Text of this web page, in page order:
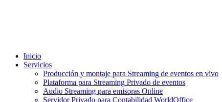
Inicio
Servicios
Producción y montaje para Streaming de eventos en vivo
Plataforma para Streaming Privado de eventos
Audio Streaming para emisoras Online
Servidor Privado para Contabilidad WorldOffice